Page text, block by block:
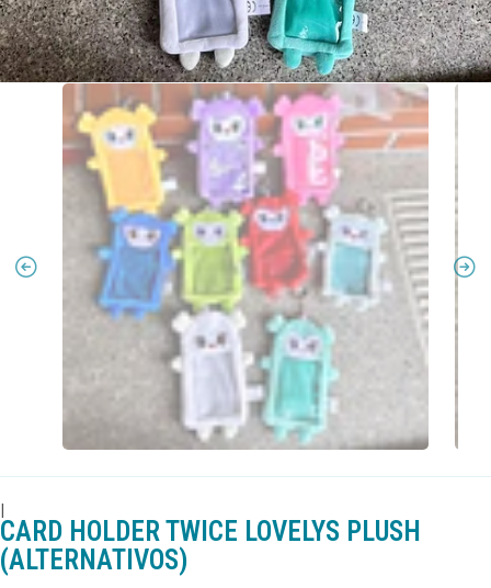
CARD HOLDER TWICE LOVELYS PLUSH
(ALTERNATIVOS)